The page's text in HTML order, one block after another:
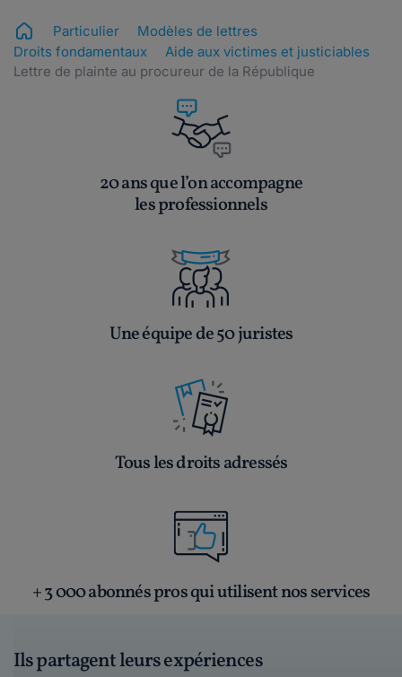
Particulier
Modèles de lettres
Droits fondamentaux
Aide aux victimes et justiciables
Lettre de plainte au procureur de la République
20 ans que l’on accompagne
les professionnels
Une équipe de 50 juristes
Tous les droits adressés
+ 3 000 abonnés pros qui utilisent nos services
Ils partagent leurs expériences